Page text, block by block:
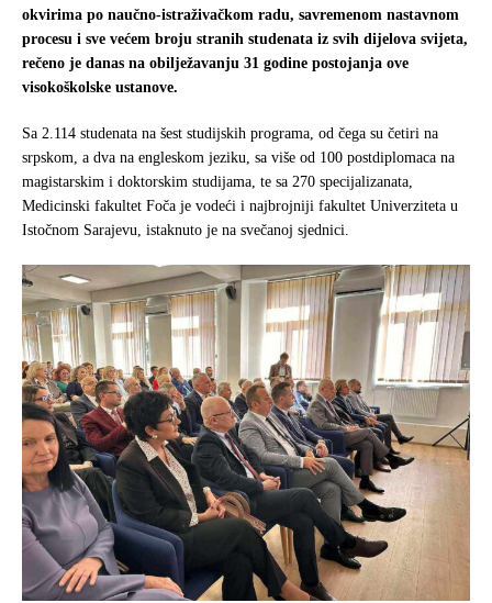
e
b
k
t
t
e
r
r
e
okvirima po naučno-istraživačkom radu, savremenom nastavnom
procesu i sve većem broju stranih studenata iz svih dijelova svijeta,
rečeno je danas na obilježavanju 31 godine postojanja ove
visokoškolske ustanove.
Sa 2.114 studenata na šest studijskih programa, od čega su četiri na
srpskom, a dva na engleskom jeziku, sa više od 100 postdiplomaca na
magistarskim i doktorskim studijama, te sa 270 specijalizanata,
Medicinski fakultet Foča je vodeći i najbrojniji fakultet Univerziteta u
Istočnom Sarajevu, istaknuto je na svečanoj sjednici.